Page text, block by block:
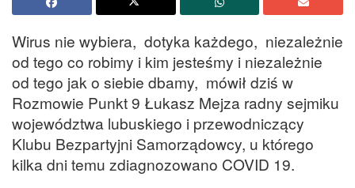
Wirus nie wybiera, dotyka każdego, niezależnie
od tego co robimy i kim jesteśmy i niezależnie
od tego jak o siebie dbamy, mówił dziś w
Rozmowie Punkt 9 Łukasz Mejza radny sejmiku
województwa lubuskiego i przewodniczący
Klubu Bezpartyjni Samorządowcy, u którego
kilka dni temu zdiagnozowano COVID 19.